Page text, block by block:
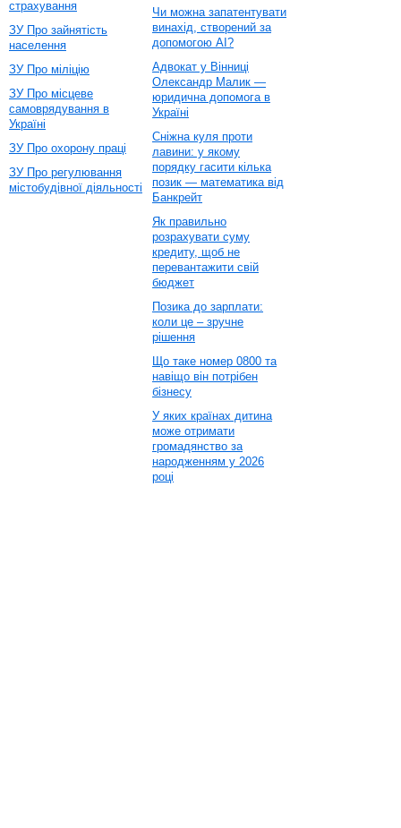
страхування
ЗУ Про зайнятість
населення
ЗУ Про міліцію
ЗУ Про місцеве
самоврядування в
Україні
ЗУ Про охорону праці
ЗУ Про регулювання
містобудівної діяльності
Чи можна запатентувати
винахід, створений за
допомогою AI?
Адвокат у Вінниці
Олександр Малик —
юридична допомога в
Україні
Сніжна куля проти
лавини: у якому
порядку гасити кілька
позик — математика від
Банкрейт
Як правильно
розрахувати суму
кредиту, щоб не
перевантажити свій
бюджет
Позика до зарплати:
коли це – зручне
рішення
Що таке номер 0800 та
навіщо він потрібен
бізнесу
У яких країнах дитина
може отримати
громадянство за
народженням у 2026
році